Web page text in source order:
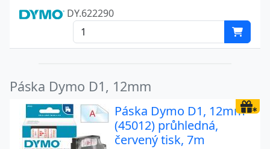
DY.622290
Páska Dymo D1, 12mm
Páska Dymo D1, 12mm
(45012) průhledná,
červený tisk, 7m